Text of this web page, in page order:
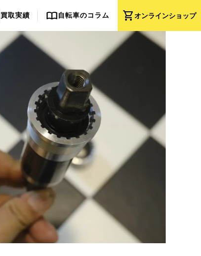
shopping_cartオンラインショップ
買取実績 import_contacts自転車のコラム